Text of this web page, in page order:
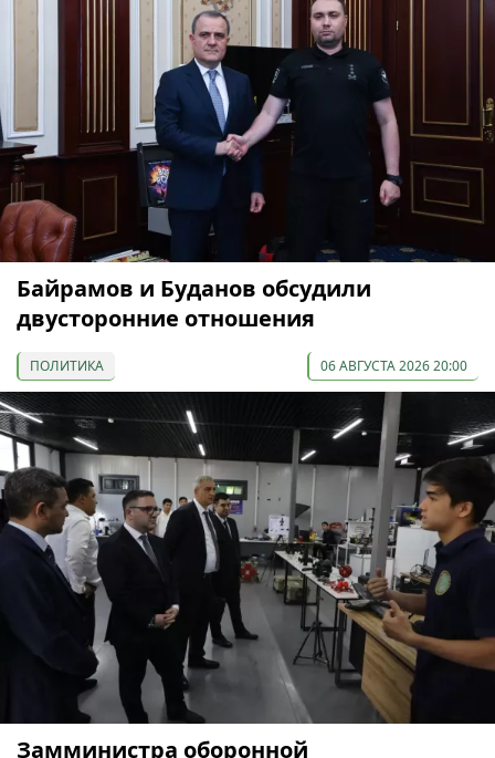
Байрамов и Буданов обсудили
двусторонние отношения
ПОЛИТИКА 06 АВГУСТА 2026 20:00
Замминистра оборонной